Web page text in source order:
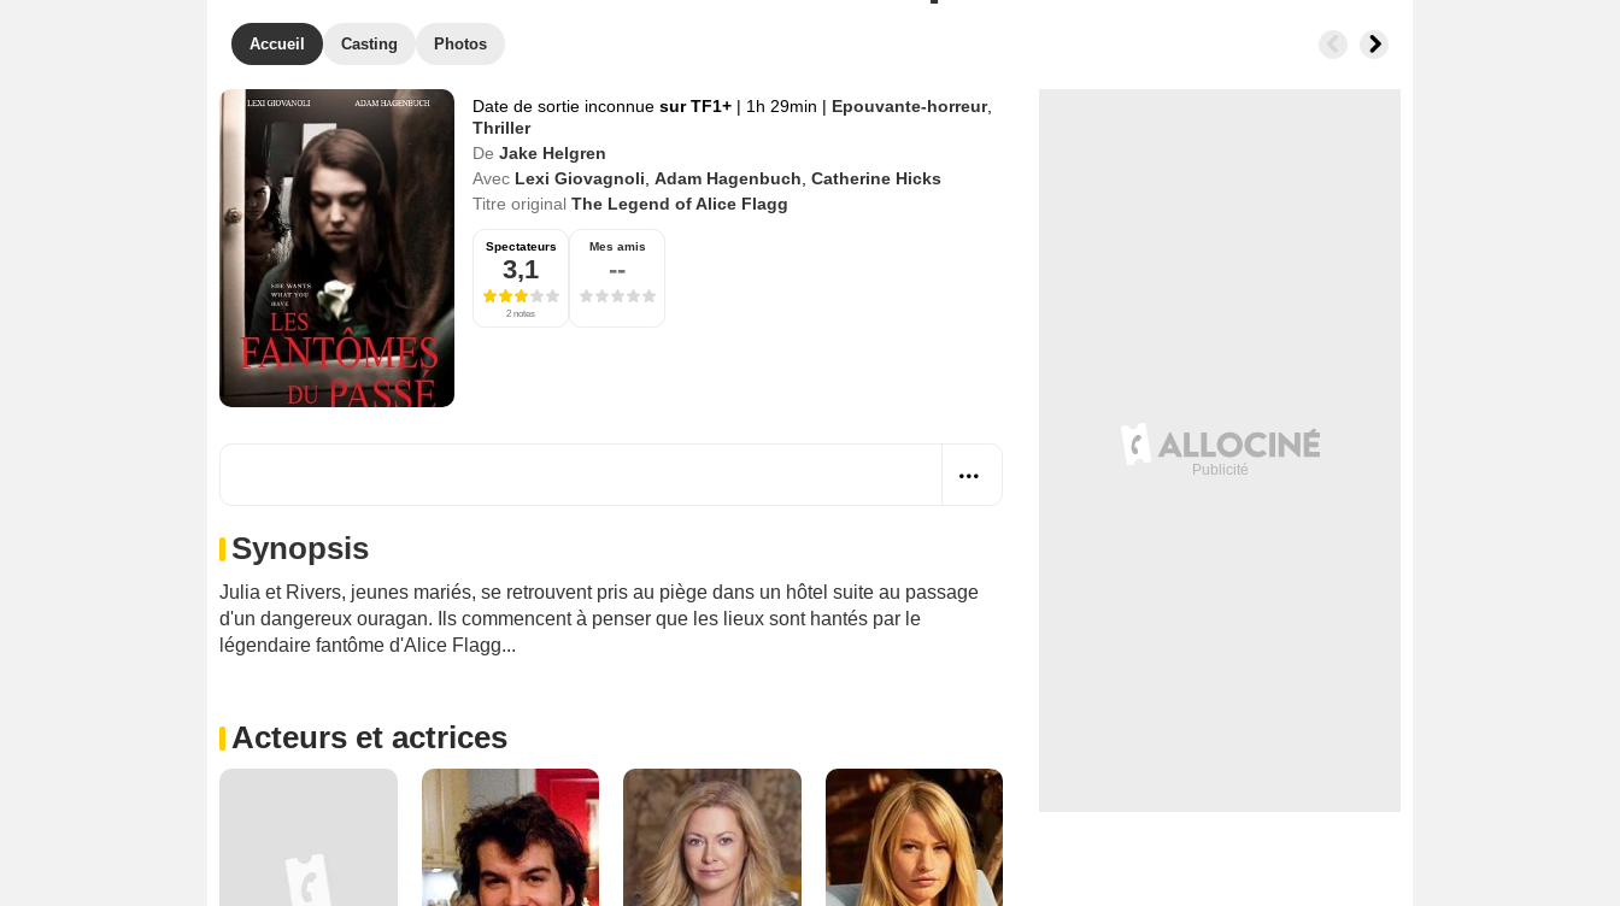
Accueil Casting Photos
Date de sortie inconnue sur TF1+ | 1h 29min | Epouvante-horreur,
Thriller
De Jake Helgren
Avec Lexi Giovagnoli Adam Hagenbuch Catherine Hicks
Titre original The Legend of Alice Flagg
Spectateurs
3,1
2 notes
Mes amis
--
Synopsis
Julia et Rivers, jeunes mariés, se retrouvent pris au piège dans un hôtel suite au passage
d'un dangereux ouragan. Ils commencent à penser que les lieux sont hantés par le
légendaire fantôme d'Alice Flagg...
Acteurs et actrices